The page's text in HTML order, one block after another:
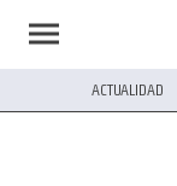
ACTUALIDAD